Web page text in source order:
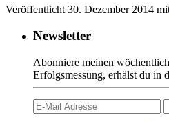
Veröffentlicht 30. Dezember 2014
Newsletter
Abonniere meinen
Erfolgsmessung, erhälst du in